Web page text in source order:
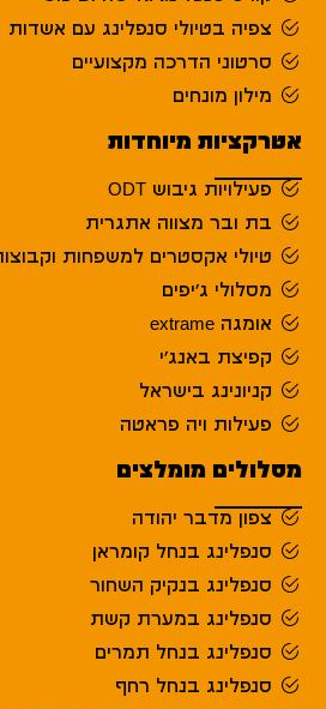
צפיה בטיולי סנפלינג עם אשדות
סרטוני הדרכה מקצועיים
מילון מונחים
אטרקציות מיוחדות
פעילויות גיבוש ODT
בת ובר מצווה אתגרית
טיולי אקסטרים למשפחות
מסלולי ג'יפים
אומגה extrame
קפיצת באנג'י
קניונינג בישראל
פעילות ויה פראטה
מסלולים מומלצים
צפון מדבר יהודה
סנפלינג בנחל קומראן
סנפלינג בנקיק השחור
סנפלינג במערת קשת
סנפלינג בנחל תמרים
סנפלינג בנחל רחף